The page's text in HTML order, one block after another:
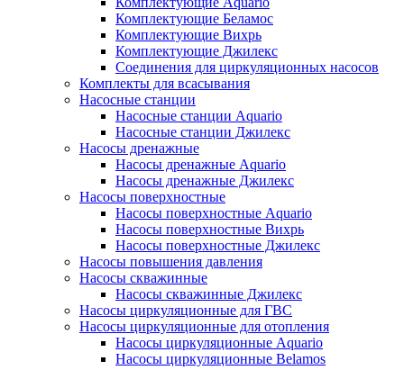
Комплектующие Беламос
Комплектующие Вихрь
Комплектующие Джилекс
Соединения для циркуляционных насосов
Комплекты для всасывания
Насосные станции
Насосные станции Аquario
Насосные станции Джилекс
Насосы дренажные
Насосы дренажные Аquario
Насосы дренажные Джилекс
Насосы поверхностные
Насосы поверхностные Аquario
Насосы поверхностные Вихрь
Насосы поверхностные Джилекс
Насосы повышения давления
Насосы скважинные
Насосы скважинные Джилекс
Насосы циркуляционные для ГВС
Насосы циркуляционные для отопления
Насосы циркуляционные Aquario
Насосы циркуляционные Belamos